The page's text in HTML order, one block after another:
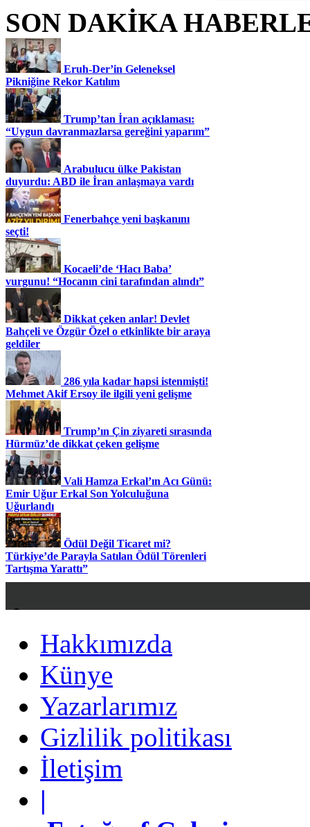
SON DAKİKA
Eruh-Der’in Geleneksel
Pikniğine Rekor Katılım
Trump’tan İran açıklaması:
“Uygun davranmazlarsa gereğini yaparım”
Arabulucu ülke Pakistan
duyurdu: ABD ile İran anlaşmaya vardı
Fenerbahçe yeni başkanını
seçti!
Kocaeli’de ‘Hacı Baba’
vurgunu! “Hocanın cini tarafından alındı”
Dikkat çeken anlar! Devlet
Bahçeli ve Özgür Özel o etkinlikte bir araya
geldiler
286 yıla kadar hapsi istenmişti!
Mehmet Akif Ersoy ile ilgili yeni gelişme
Trump’ın Çin ziyareti sırasında
Hürmüz’de dikkat çeken gelişme
Vali Hamza Erkal’ın Acı Günü:
Emir Uğur Erkal Son Yolculuğuna
Uğurlandı
Ödül Değil Ticaret mi?
Türkiye’de Parayla Satılan Ödül Törenleri
Tartışma Yarattı”
Künye
Yazarlarımız
Gizlilik politikası
İletişim
Hakkımızda
Künye
Yazarlarımız
Gizlilik politikası
İletişim
|